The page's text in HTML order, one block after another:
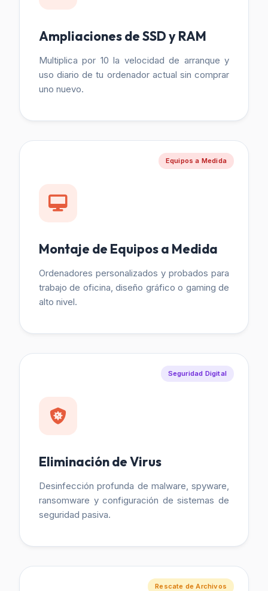
Ampliaciones de SSD y RAM
Multiplica por 10 la velocidad de arranque y
uso diario de tu ordenador actual sin comprar
uno nuevo.
Equipos a Medida
Montaje de Equipos a Medida
Ordenadores personalizados y probados para
trabajo de oficina, diseño gráfico o gaming de
alto nivel.
Seguridad Digital
Eliminación de Virus
Desinfección profunda de malware, spyware,
ransomware y configuración de sistemas de
seguridad pasiva.
Rescate de Archivos